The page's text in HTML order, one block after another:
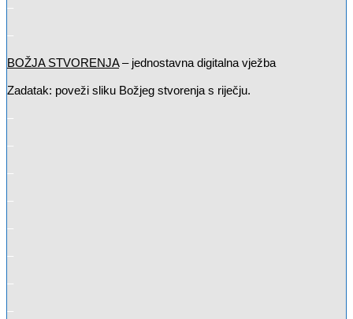
–
–
BOŽJA STVORENJA– jednostavna digitalna vježba
Zadatak: poveži sliku Božjeg stvorenja s riječju.
–
–
–
–
–
–
–
–